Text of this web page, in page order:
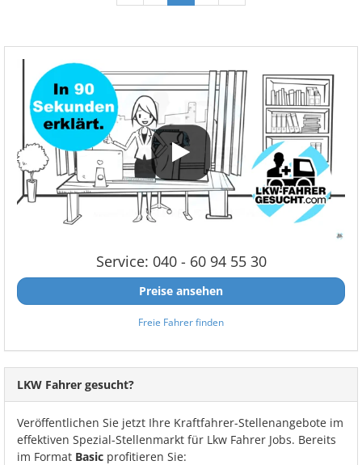
Service: 040 - 60 94 55 30
Preise ansehen
Freie Fahrer finden
LKW Fahrer gesucht?
Veröffentlichen Sie jetzt Ihre Kraftfahrer-Stellenangebote im
effektiven Spezial-Stellenmarkt für Lkw Fahrer Jobs. Bereits
im Format Basic profitieren Sie: